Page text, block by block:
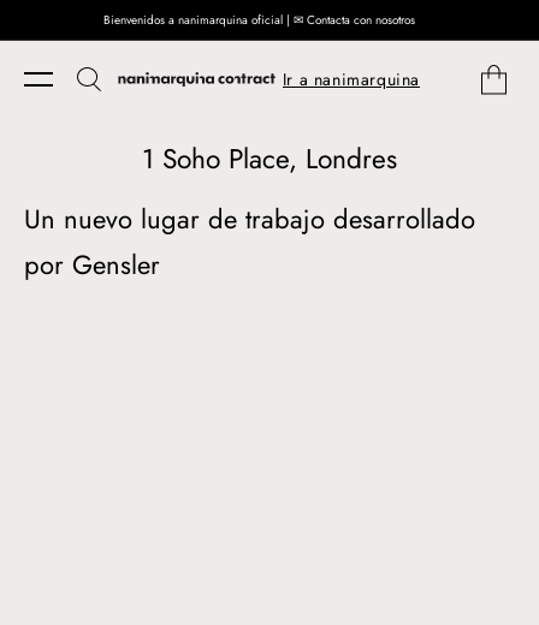
Ir directamente al contenido
Bienvenidos a nanimarquina oficial | ✉ Contacta con nosotros
Ir a nanimarquina Carrito
1 Soho Place, Londres
Un nuevo lugar de trabajo desarrollado
por Gensler